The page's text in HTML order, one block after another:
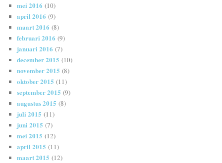
mei 2016 (10)
april 2016 (9)
maart 2016 (8)
februari 2016 (9)
januari 2016 (7)
december 2015 (10)
november 2015 (8)
oktober 2015 (11)
september 2015 (9)
augustus 2015 (8)
juli 2015 (11)
juni 2015 (7)
mei 2015 (12)
april 2015 (11)
maart 2015 (12)